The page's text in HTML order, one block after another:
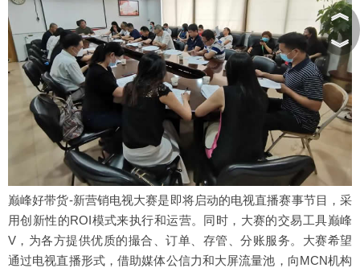
巅峰好带货-新营销电视大赛是即将启动的电视直播赛事节目，采
用创新性的ROI模式来执行和运营。同时，大赛的交易工具巅峰
V，为各方提供优质的撮合、订单、存管、分账服务。大赛希望
通过电视直播形式，借助媒体公信力和大屏流量池，向MCN机构
︽
︾